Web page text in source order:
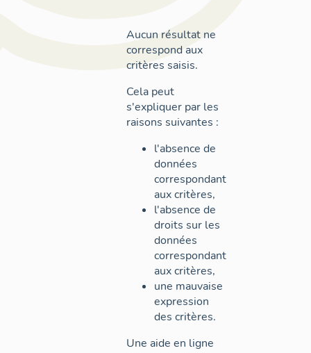
Aucun résultat ne
correspond aux
critères saisis.
Cela peut
s'expliquer par les
raisons suivantes :
l'absence de
données
correspondant
aux critères,
l'absence de
droits sur les
données
correspondant
aux critères,
une mauvaise
expression
des critères.
Une aide en ligne